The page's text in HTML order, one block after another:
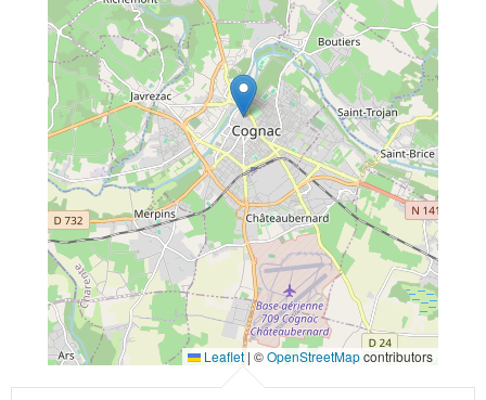
Leaflet | ©OpenStreetMapcontributors